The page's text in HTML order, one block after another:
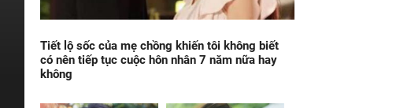
Tiết lộ sốc của mẹ chồng khiến tôi không biết
có nên tiếp tục cuộc hôn nhân 7 năm nữa hay
không